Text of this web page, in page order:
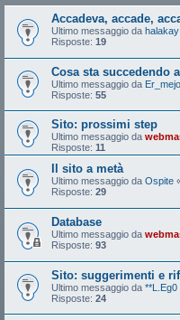
Accadeva, accade,
Ultimo messaggio da halakay
Risposte: 19
Cosa sta succedendo
Ultimo messaggio da Er_mejo
Risposte: 55
Sito: prossimi step
Ultimo messaggio da
Risposte: 11
Il sito a metà
Ultimo messaggio da Ospite
Risposte: 29
Database
Ultimo messaggio da
Risposte: 93
Sito: suggerimenti e
Ultimo messaggio da **L.Eg0
Risposte: 24